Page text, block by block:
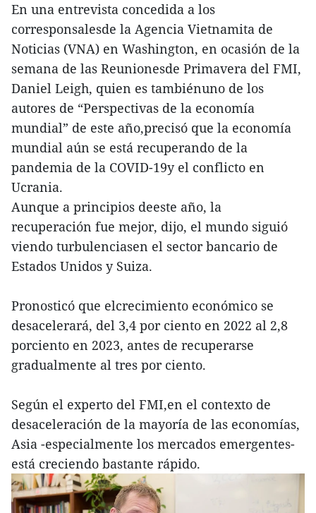
En una entrevista concedida a los
corresponsalesde la Agencia Vietnamita de
Noticias (VNA) en Washington, en ocasión de la
semana de las Reunionesde Primavera del FMI,
Daniel Leigh, quien es tambiénuno de los
autores de “Perspectivas de la economía
mundial” de este año,precisó que la economía
mundial aún se está recuperando de la
pandemia de la COVID-19y el conflicto en
Ucrania.
Aunque a principios deeste año, la
recuperación fue mejor, dijo, el mundo siguió
viendo turbulenciasen el sector bancario de
Estados Unidos y Suiza.
Pronosticó que elcrecimiento económico se
desacelerará, del 3,4 por ciento en 2022 al 2,8
porciento en 2023, antes de recuperarse
gradualmente al tres por ciento.
Según el experto del FMI,en el contexto de
desaceleración de la mayoría de las economías,
Asia -especialmente los mercados emergentes-
está creciendo bastante rápido.